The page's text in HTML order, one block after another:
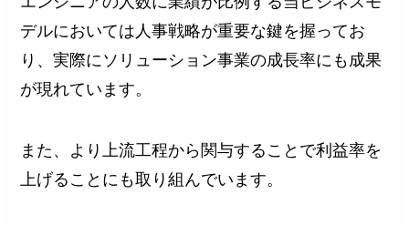
デルにおいては人事戦略が重要な鍵を握ってお
り、実際にソリューション事業の成長率にも成果
が現れています。
また、より上流工程から関与することで利益率を
上げることにも取り組んでいます。